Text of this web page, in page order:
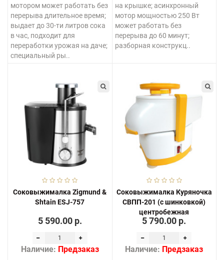
мотором может работать без
перерыва длительное время;
выдает до 30-ти литров сока
в час, подходит для
переработки урожая на даче;
специальный ры..
на крышке; асинхронный
мотор мощностью 250 Вт
может работать без
перерыва до 60 минут;
разборная конструкц..
Соковыжималка Zigmund &
Shtain ESJ-757
5 590.00 р.
Наличие: Предзаказ
Соковыжималка Куряночка
СВПП-201 (c шинковкой)
центробежная
5 790.00 р.
Наличие: Предзаказ